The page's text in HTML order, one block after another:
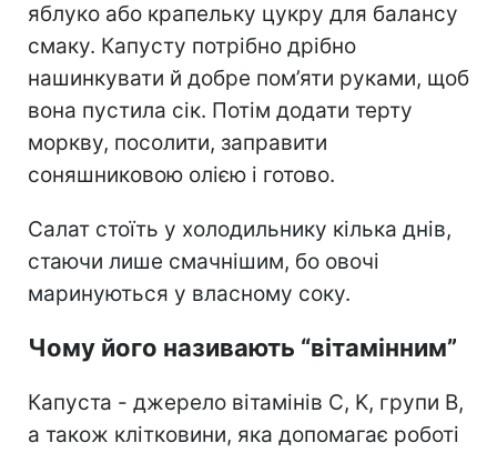
яблуко або крапельку цукру для балансу
смаку. Капусту потрібно дрібно
нашинкувати й добре пом’яти руками, щоб
вона пустила сік. Потім додати терту
моркву, посолити, заправити
соняшниковою олією і готово.
Салат стоїть у холодильнику кілька днів,
стаючи лише смачнішим, бо овочі
маринуються у власному соку.
Чому його називають “вітамінним”
Капуста - джерело вітамінів C, K, групи B,
а також клітковини, яка допомагає роботі